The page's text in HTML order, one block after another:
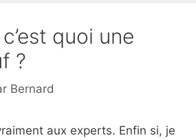
quoi une
?
Bernard
aux experts. Enfin si, je